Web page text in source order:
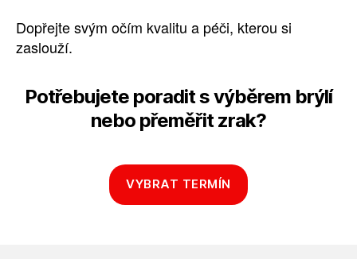
Dopřejte svým očím kvalitu a péči, kterou si
zaslouží.
Potřebujete poradit s výběrem brýlí
nebo přeměřit zrak?
VYBRAT TERMÍN